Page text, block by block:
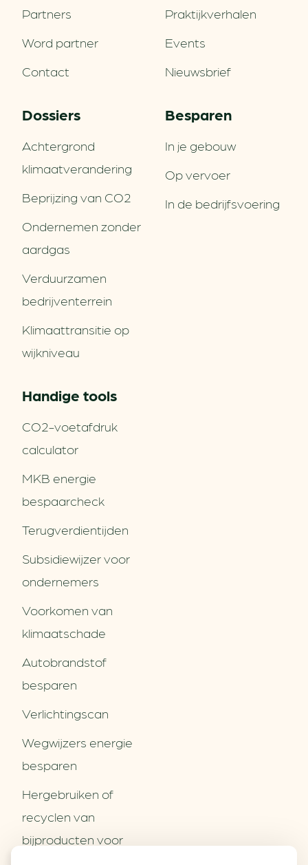
Partners
Contact
Partners
Word partner
Contact
Praktijkverhalen
Events
Nieuwsbrief
Dossiers
Achtergrond
klimaatverandering
Beprijzing van CO2
Ondernemen zonder
aardgas
Verduurzamen
bedrijventerrein
Klimaattransitie op
wijkniveau
Besparen
In je gebouw
Op vervoer
In de bedrijfsvoering
Handige tools
CO2-voetafdruk
calculator
MKB energie
bespaarcheck
Terugverdien­tijden
Subsidiewijzer voor
ondernemers
Voorkomen van
klimaatschade
Autobrandstof
besparen
Verlichtingscan
Wegwijzers energie
besparen
Hergebruiken of
recyclen van
bijproducten voor